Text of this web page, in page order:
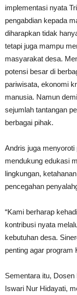
implementasi nyata
pengabdian kepada
diharapkan tidak
tetapi juga mampu
masyarakat desa.
potensi besar di
pariwisata, ekonomi
manusia. Namun
sejumlah tantangan
berbagai pihak.
Andris juga
mendukung edukasi
lingkungan,
pencegahan
“Kami berharap
kontribusi nyata
kebutuhan desa.
penting agar program
Sementara itu,
Iswari Nur Hidayati,